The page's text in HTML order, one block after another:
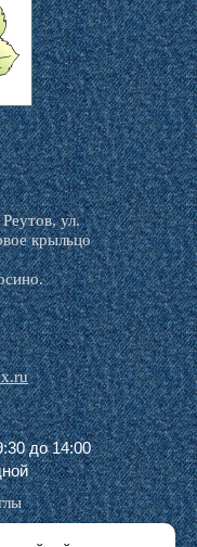
ул.
крыльцо
до 14:00